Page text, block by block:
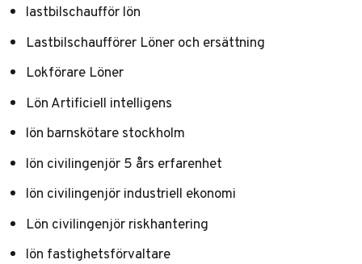
lastbilschaufför lön
Lastbilschaufförer Löner och ersättning
Lokförare Löner
Lön Artificiell intelligens
lön barnskötare stockholm
lön civilingenjör 5 års erfarenhet
lön civilingenjör industriell ekonomi
Lön civilingenjör riskhantering
lön fastighetsförvaltare